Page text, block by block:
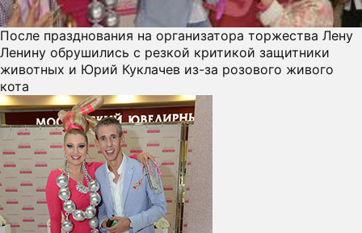
После празднования на организатора торжества Лену
Ленину обрушились с резкой критикой защитники
животных и Юрий Куклачев из-за розового живого
кота